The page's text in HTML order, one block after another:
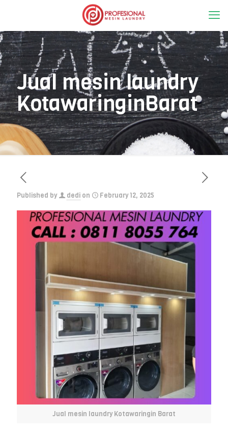
Jual mesin laundry
KotawaringinBarat
Published by dedi on February 12, 2025
Jual mesin laundry Kotawaringin Barat